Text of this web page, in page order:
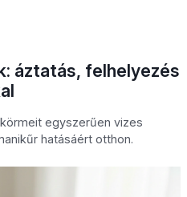
áztatás, felhelyezés
egyszerűen vizes
hatásáért otthon.